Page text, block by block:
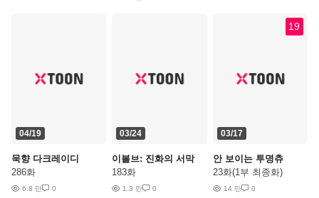
04/19
묵향 다크레이디
286화
6.8 만 0
03/24
이볼브: 진화의 서막
183화
1.3 만 0
19
03/17
안 보이는 투명츄
23화(1부 최종화)
14 만 0